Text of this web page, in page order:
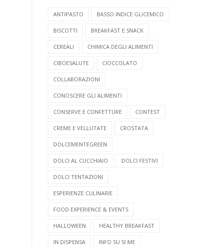
ANTIPASTO BASSO INDICE GLICEMICO
BISCOTTI BREAKFAST E SNACK
CEREALI CHIMICA DEGLI ALIMENTI
CIBOESALUTE CIOCCOLATO
COLLABORAZIONI
CONOSCERE GLI ALIMENTI
CONSERVE E CONFETTURE CONTEST
CREME E VELLUTATE CROSTATA
DOLCEMENTEGREEN
DOLCI AL CUCCHIAIO DOLCI FESTIVI
DOLCI TENTAZIONI
ESPERIENZE CULINARIE
FOOD EXPERIENCE & EVENTS
HALLOWEEN HEALTHY BREAKFAST
IN DISPENSA INFO SU SI ME